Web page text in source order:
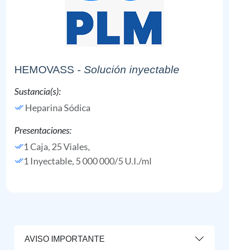
HEMOVASS - Solución inyectable
Sustancia(s):
Heparina Sódica
Presentaciones:
1 Caja, 25 Viales,
1 Inyectable, 5 000 000/5 U.I./ml
AVISO IMPORTANTE